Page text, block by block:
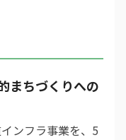
まちづくりへの
ンフラ事業を、5